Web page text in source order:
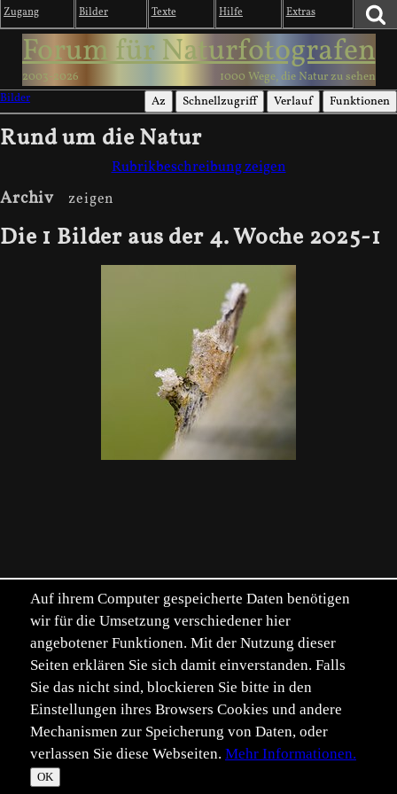
Zugang Bilder Texte Hilfe Extras
Forum für Naturfotografen
2003-2026
1000 Wege, die Natur zu sehen
Bilder
Az Schnellzugriff Verlauf Funktionen
Rund um die Natur
Rubrikbeschreibung zeigen
Archiv
Die 1 Bilder aus der 4. Woche 2025-1
Auf ihrem Computer gespeicherte Daten benötigen
wir für die Umsetzung verschiedener hier
angebotener Funktionen. Mit der Nutzung dieser
Seiten erklären Sie sich damit einverstanden. Falls
Sie das nicht sind, blockieren Sie bitte in den
Einstellungen ihres Browsers Cookies und andere
Mechanismen zur Speicherung von Daten, oder
verlassen Sie diese Webseiten. Mehr Informationen.
OK